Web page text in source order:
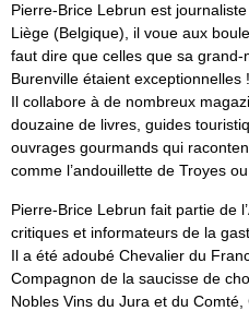
Pierre-Brice Lebrun est
Liège (Belgique), il voue aux
faut dire que celles que sa
Burenville étaient exceptionnelles
Il collabore à de nombreux
douzaine de livres, guides
ouvrages gourmands qui
comme l’andouillette de Troyes
Pierre-Brice Lebrun fait partie de
critiques et informateurs de la
Il a été adoubé Chevalier du
Compagnon de la saucisse de
Nobles Vins du Jura et du Comté,